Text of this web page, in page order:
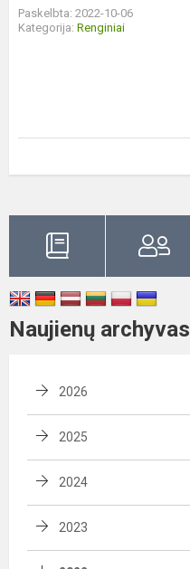
Paskelbta: 2022-10-06
Kategorija: Renginiai
Naujienų archyvas
2026
2025
2024
2023